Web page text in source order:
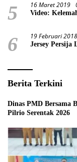
5 16 Maret 2019
Video:
6 19 Februari 2018
Jersey Persija
Berita Terkini
Dinas PMD Bersama
Pilrio Serentak 2026